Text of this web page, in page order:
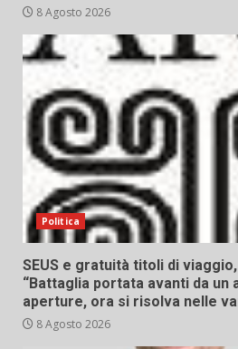
8 Agosto 2026
Politica
SEUS e gratuità titoli di
“Battaglia portata avanti da un
aperture, ora si risolva nelle
8 Agosto 2026